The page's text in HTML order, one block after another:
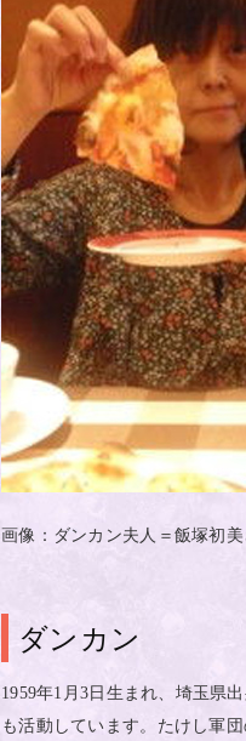
画像：ダンカン夫人＝飯塚初美
ダンカン
1959年1 月 3日生まれ、埼玉県
も活動しています。たけし軍